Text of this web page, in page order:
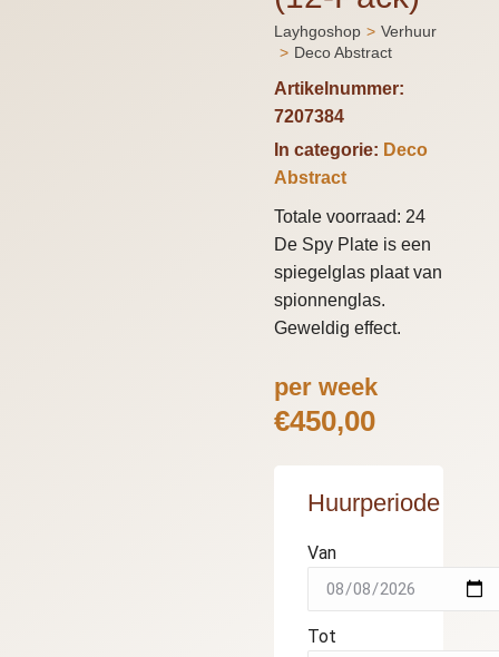
Je bent hier:
Layhgoshop
Verhuur
Deco Abstract
Artikelnummer:
7207384
In categorie: Deco
Abstract
Totale voorraad: 24
De Spy Plate is een
spiegelglas plaat van
spionnenglas.
Geweldig effect.
per week
€450,00
Huurperiode
Van
Tot